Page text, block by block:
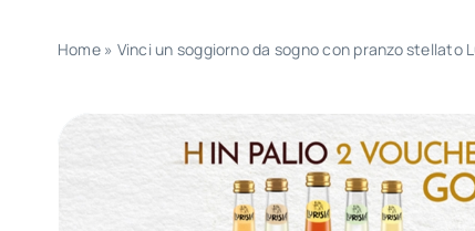
Home» Vinci un soggiorno da sogno con pranzo stellato